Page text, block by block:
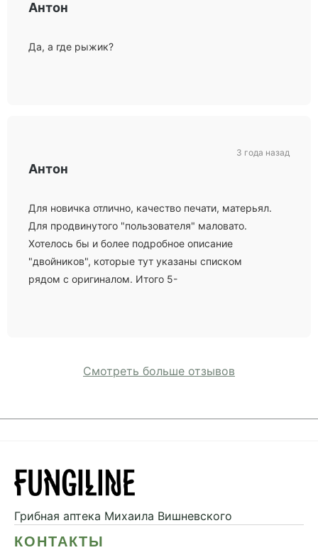
Антон
Да, а где рыжик?
Антон
Для новичка отлично, качество печати, матерьял.
Для продвинутого "пользователя" маловато.
Хотелось бы и более подробное описание
"двойников", которые тут указаны списком
рядом с оригиналом. Итого 5-
3 года назад
Смотреть больше отзывов
Грибная аптека Михаила Вишневского
КОНТАКТЫ